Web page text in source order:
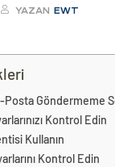
YAZAN EWT
Posta Göndermeme
Kontrol Edin
Kullanın
Kontrol Edin